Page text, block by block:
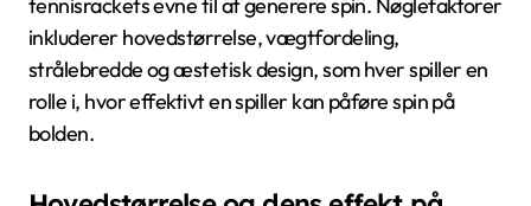
inkluderer hovedstørrelse, vægtfordeling,
strålebredde og æstetisk design, som hver spiller en
rolle i, hvor effektivt en spiller kan påføre spin på
bolden.